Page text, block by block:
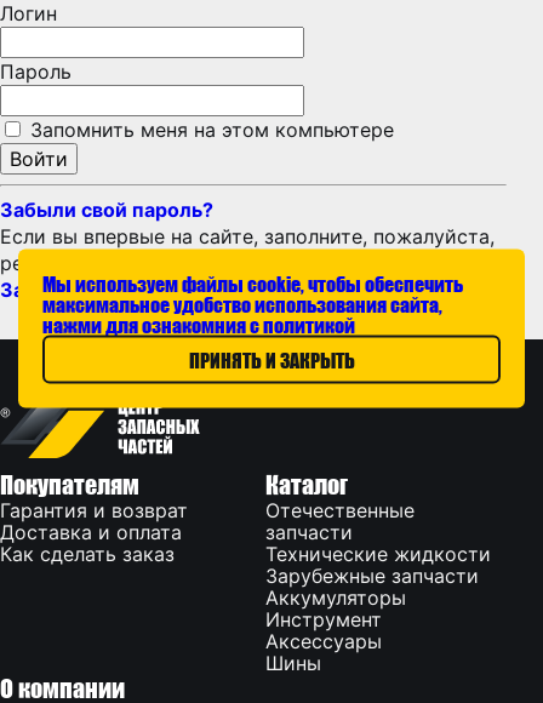
Логин
Пароль
Запомнить меня на этом компьютере
Забыли свой пароль?
Если вы впервые на сайте, заполните, пожалуйста,
регистрационную форму.
Зарегистрироваться
Покупателям
Гарантия и возврат
Доставка и оплата
Как сделать заказ
Каталог
Отечественные
запчасти
Технические жидкости
Зарубежные запчасти
Аккумуляторы
Инструмент
Аксессуары
Шины
О компании
Мы используем файлы cookie, чтобы обеспечить
максимальное удобство использования сайта,
нажми для ознакомния с политикой
ПРИНЯТЬ И ЗАКРЫТЬ